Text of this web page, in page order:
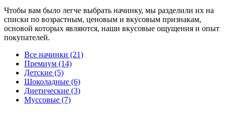
Чтобы вам было легче выбрать начинку, мы разделили их на
списки по возрастным, ценовым и вкусовым признакам,
основой которых являются, наши вкусовые ощущения и опыт
покупателей.
Все начинки (21)
Премиум (14)
Детские (5)
Шоколадные (6)
Диетические (3)
Муссовые (7)